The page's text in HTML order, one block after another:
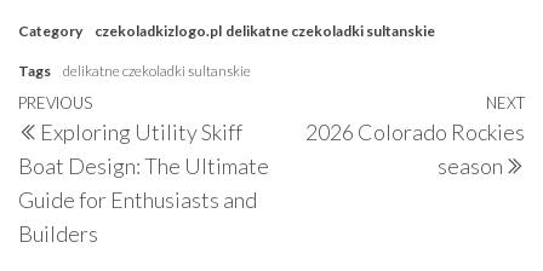
Category czekoladkizlogo.pl delikatne czekoladki sultanskie
Tags delikatne czekoladki sultanskie
Post
navigation
Previous
Post
PREVIOUS
Exploring Utility Skiff
Boat Design: The Ultimate
Guide for Enthusiasts and
Builders
NEXT
2026 Colorado Rockies
season